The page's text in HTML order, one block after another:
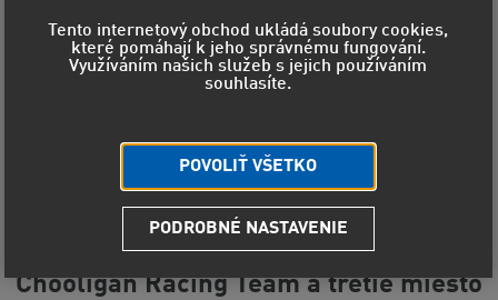
Chooligan Racing Team a tretie miesto
Tento internetový obchod ukládá soubory cookies,
které pomáhají k jeho správnému fungování.
Využíváním našich služeb s jejich používáním
souhlasíte.
POVOLIŤ VŠETKO
PODROBNÉ NASTAVENIE